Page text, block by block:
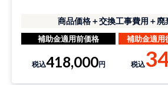
商品価格＋交換工事費用＋廃
補助金適用前価格
税込418,000円
補助金適用
税込